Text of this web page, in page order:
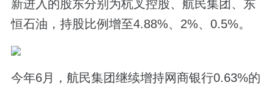
新进入的股东分别为杭叉控股、航民集团、东
恒石油，持股比例增至4.88%、2%、0.5%。
今年6月，航民集团继续增持网商银行0.63%的